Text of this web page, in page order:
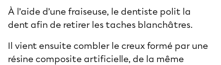
À l’aide d’une fraiseuse, le dentiste polit la
dent afin de retirer les taches blanchâtres.
Il vient ensuite combler le creux formé par une
résine composite artificielle, de la même